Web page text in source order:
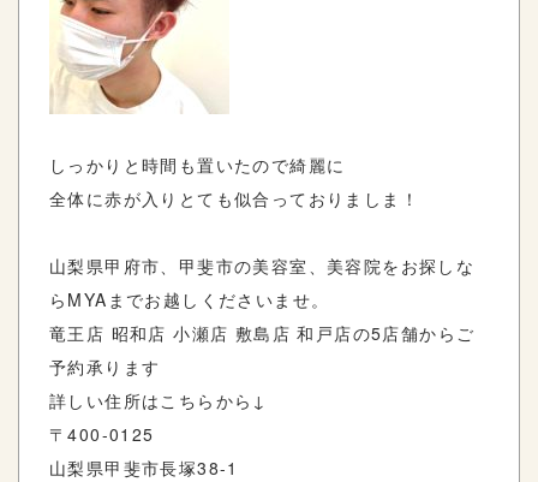
しっかりと時間も置いたので綺麗に
全体に赤が入りとても似合っておりましま！
山梨県甲府市、甲斐市の美容室、美容院をお探しな
ら MYA までお越しくださいませ。
竜王店 昭和店 小瀬店 敷島店 和戸店の5店舗からご
予約承ります
詳しい住所はこちらから ↓
〒400-0125
山梨県甲斐市長塚38-1